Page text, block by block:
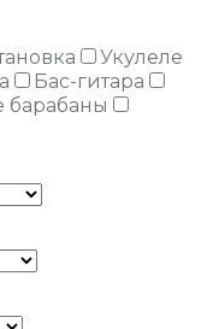
Укулеле
Бас-гитара
барабаны